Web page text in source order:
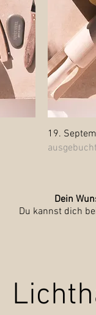
19.
ausgebucht
​Dein
Du kannst dich